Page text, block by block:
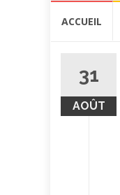
ACCUEIL
31
AOÛT